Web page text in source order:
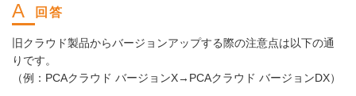
旧クラウド製品からバージョンアップする際の注意点は以下の通
りです。
（例：PCAクラウド バージョンX→PCAクラウド バージョンDX）